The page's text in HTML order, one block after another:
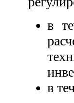
в
в